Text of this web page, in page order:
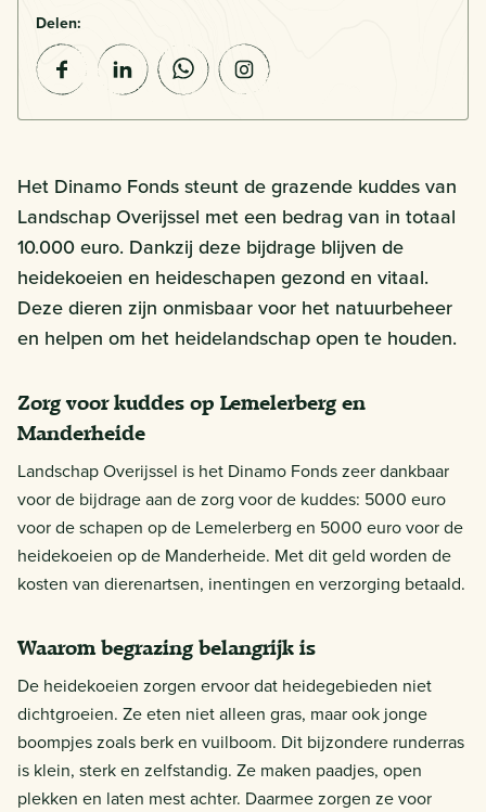
Delen:
Het Dinamo Fonds steunt de grazende kuddes van
Landschap Overijssel met een bedrag van in totaal
10.000 euro. Dankzij deze bijdrage blijven de
heidekoeien en heideschapen gezond en vitaal.
Deze dieren zijn onmisbaar voor het natuurbeheer
en helpen om het heidelandschap open te houden.
Zorg voor kuddes op Lemelerberg en
Manderheide
Landschap Overijssel is het Dinamo Fonds zeer dankbaar
voor de bijdrage aan de zorg voor de kuddes: 5000 euro
voor de schapen op de Lemelerberg en 5000 euro voor de
heidekoeien op de Manderheide. Met dit geld worden de
kosten van dierenartsen, inentingen en verzorging betaald.
Waarom begrazing belangrijk is
De heidekoeien zorgen ervoor dat heidegebieden niet
dichtgroeien. Ze eten niet alleen gras, maar ook jonge
boompjes zoals berk en vuilboom. Dit bijzondere runderras
is klein, sterk en zelfstandig. Ze maken paadjes, open
plekken en laten mest achter. Daarmee zorgen ze voor